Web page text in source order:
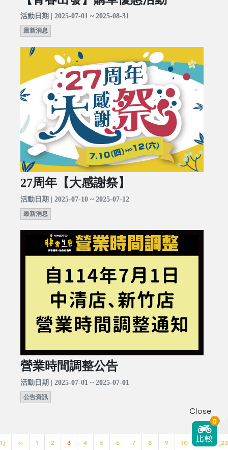
活動日期 | 2025-07-01 ~ 2025-08-31
最新消息
27周年【大感謝祭】
活動日期 | 2025-07-10 ~ 2025-07-12
最新消息
營業時間調整公告
活動日期 | 2025-07-01 ~ 2025-07-01
公告資訊
<< 1 2 3 4 5 6 7 8 9 10 >>
Close
0